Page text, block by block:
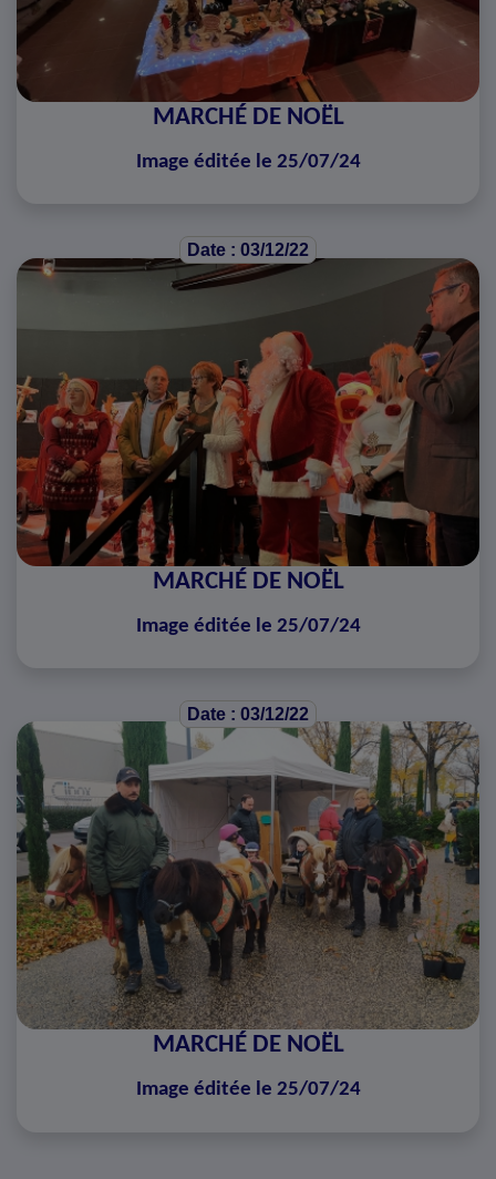
MARCHÉ DE NOËL
Image éditée le 25/07/24
Date : 03/12/22
MARCHÉ DE NOËL
Image éditée le 25/07/24
Date : 03/12/22
MARCHÉ DE NOËL
Image éditée le 25/07/24